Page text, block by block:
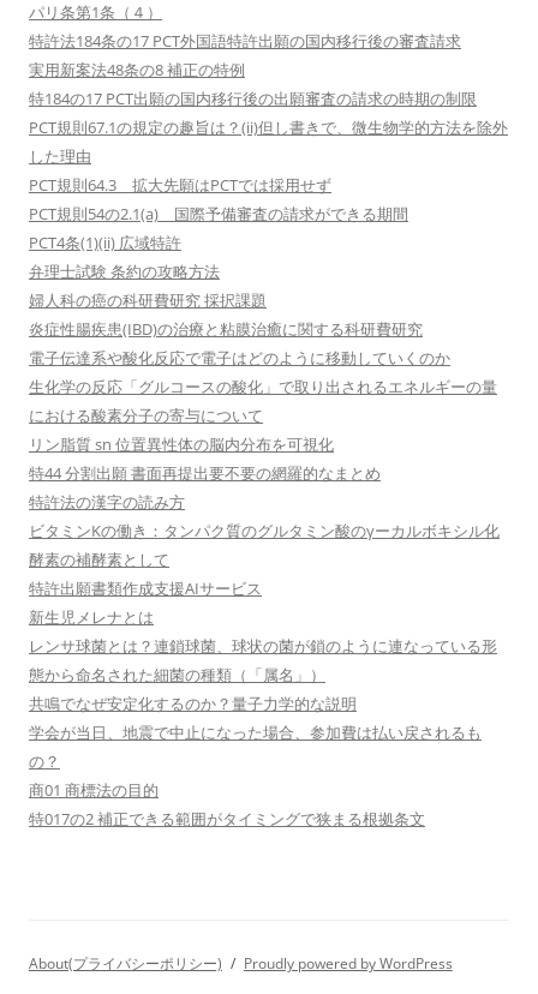
パリ条第1条（４）
特許法184条の17 PCT外国語特許出願の国内移行後の審査請求
実用新案法48条の8 補正の特例
特184の17 PCT出願の国内移行後の出願審査の請求の時期の制限
PCT規則67.1の規定の趣旨は？(ii)但し書きで、微生物学的方法を除外
した理由
PCT規則64.3 拡大先願はPCTでは採用せず
PCT規則54の2.1(a) 国際予備審査の請求ができる期間
PCT4条(1)(ii) 広域特許
弁理士試験 条約の攻略方法
婦人科の癌の科研費研究 採択課題
炎症性腸疾患(IBD)の治療と粘膜治癒に関する科研費研究
電子伝達系や酸化反応で電子はどのように移動していくのか
生化学の反応「グルコースの酸化」で取り出されるエネルギーの量
における酸素分子の寄与について
リン脂質 sn 位置異性体の脳内分布を可視化
特44 分割出願 書面再提出要不要の網羅的なまとめ
特許法の漢字の読み方
ビタミンKの働き：タンパク質のグルタミン酸のγーカルボキシル化
酵素の補酵素として
特許出願書類作成支援AIサービス
新生児メレナとは
レンサ球菌とは？連鎖球菌、球状の菌が鎖のように連なっている形
態から命名された細菌の種類（「属名」）
共鳴でなぜ安定化するのか？量子力学的な説明
学会が当日、地震で中止になった場合、参加費は払い戻されるも
の？
商01 商標法の目的
特017の2 補正できる範囲がタイミングで狭まる根拠条文
About(プライバシーポリシー) Proudly powered by WordPress